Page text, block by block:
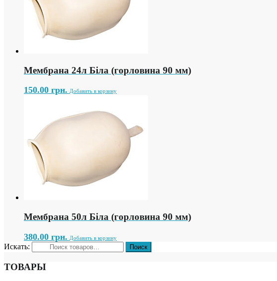
Мембрана 24л Біла (горловина 90 мм)
150.00 грн. Добавить в корзину
Мембрана 50л Біла (горловина 90 мм)
380.00 грн. Добавить в корзину
Искать:
ТОВАРЫ